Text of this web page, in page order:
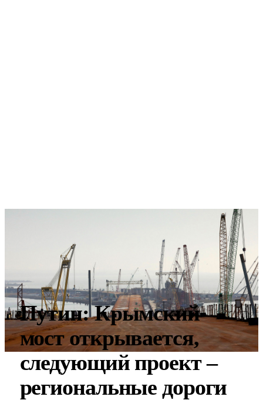
Путин: Крымский
мост открывается,
следующий проект –
региональные дороги